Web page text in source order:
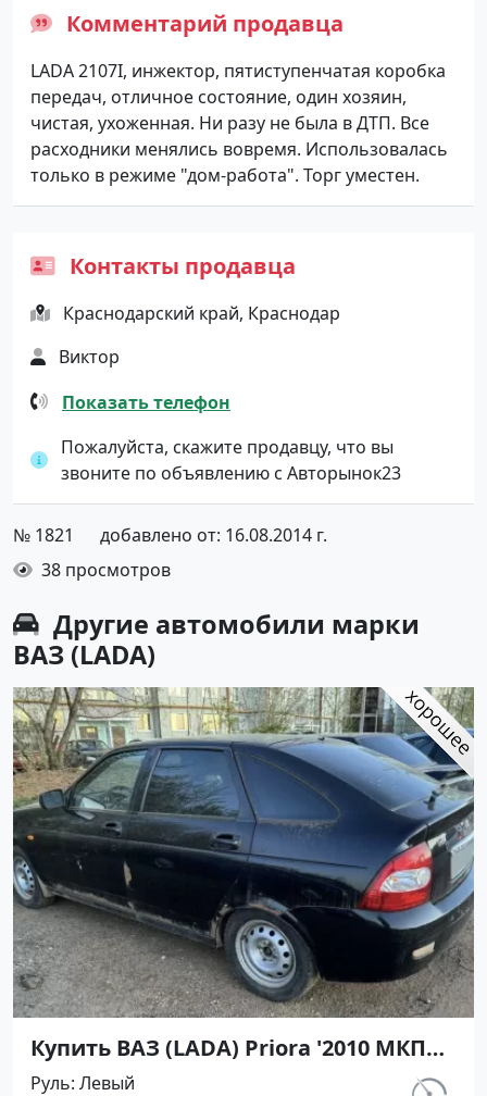
Комментарий продавца
LADA 2107I, инжектор, пятиступенчатая коробка
передач, отличное состояние, один хозяин,
чистая, ухоженная. Ни разу не была в ДТП. Все
расходники менялись вовремя. Использовалась
только в режиме "дом-работа". Торг уместен.
Контакты продавца
Краснодарский край, Краснодар
Виктор
Показать телефон
Пожалуйста, скажите продавцу, что вы
звоните по объявлению с Авторынок23
№ 1821
добавлено от: 16.08.2014 г.
38 просмотров
Другие автомобили марки
ВАЗ (LADA)
Купить ВАЗ (LADA) Priora '2010 МКПП
(1600/98 л.с.) Бензин инжектор
Руль Левый